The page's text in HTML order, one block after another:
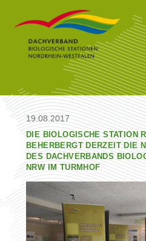
19.08.2017
DIE BIOLOGISCHE STATION
BEHERBERGT DERZEIT DIE
DES DACHVERBANDS
NRW IM TURMHOF